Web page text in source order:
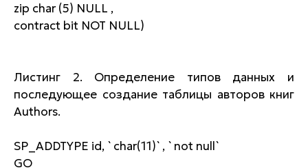
zip char (5) NULL ,
contract bit NOT NULL)
Листинг 2. Определение типов данных и
последующее создание таблицы авторов книг
Authors.
SP_ADDTYPE id, `char(11)`, `not null`
GO